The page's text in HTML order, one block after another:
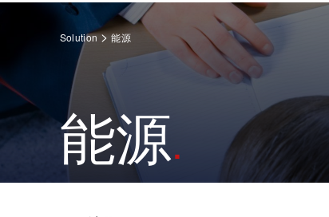
解决方案
审核 & 认证
检测 & 检验
培训
指导
健康 & 医疗
技术前瞻
联系我们
原则声明
Solution>能源
能源